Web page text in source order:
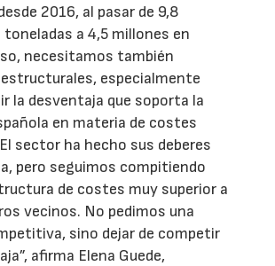
2016, al pasar de 9,8
toneladas a 4,5 millones en
necesitamos también
especialmente
la desventaja que soporta la
en materia de costes
sector ha hecho sus deberes
pero seguimos compitiendo
de costes muy superior a
vecinos. No pedimos una
sino dejar de competir
afirma Elena Guede,